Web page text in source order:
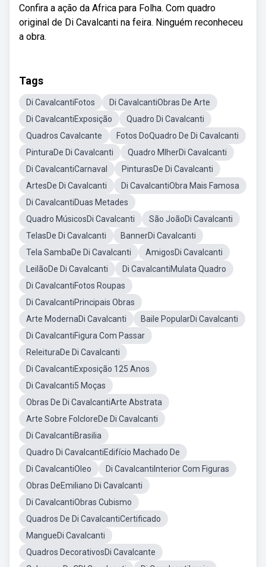
Confira a ação da Africa para Folha. Com quadro
original de Di Cavalcanti na feira. Ninguém reconheceu
a obra.
Tags
Di CavalcantiFotos
Di CavalcantiObras De Arte
Di CavalcantiExposição
Quadro Di Cavalcanti
Quadros Cavalcante
Fotos DoQuadro De Di Cavalcanti
PinturaDe Di Cavalcanti
Quadro MlherDi Cavalcanti
Di CavalcantiCarnaval
PinturasDe Di Cavalcanti
ArtesDe Di Cavalcanti
Di CavalcantiObra Mais Famosa
Di CavalcantiDuas Metades
Quadro MúsicosDi Cavalcanti
São JoãoDi Cavalcanti
TelasDe Di Cavalcanti
BannerDi Cavalcanti
Tela SambaDe Di Cavalcanti
AmigosDi Cavalcanti
LeilãoDe Di Cavalcanti
Di CavalcantiMulata Quadro
Di CavalcantiFotos Roupas
Di CavalcantiPrincipais Obras
Arte ModernaDi Cavalcanti
Baile PopularDi Cavalcanti
Di CavalcantiFigura Com Passar
ReleituraDe Di Cavalcanti
Di CavalcantiExposição 125 Anos
Di Cavalcanti5 Moças
Obras De Di CavalcantiArte Abstrata
Arte Sobre FolcloreDe Di Cavalcanti
Di CavalcantiBrasilia
Quadro Di CavalcantiEdifício Machado De
Di CavalcantiOleo
Di CavalcantiInterior Com Figuras
Obras DeEmiliano Di Cavalcanti
Di CavalcantiObras Cubismo
Quadros De Di CavalcantiCertificado
MangueDi Cavalcanti
Quadros DecorativosDi Cavalcante